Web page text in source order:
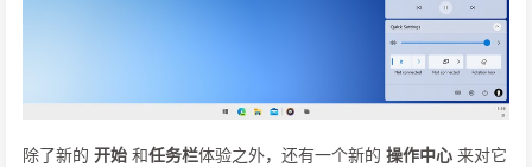
除了新的 开始 和任务栏体验之外，还有一个新的 操作中心 来对它